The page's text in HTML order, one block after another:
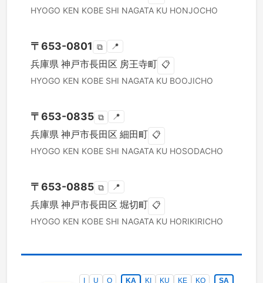
HYOGO KEN KOBE SHI NAGATA KU HONJOCHO
〒653-0801 ⧉ 📍
兵庫県 神戸市長田区 房王寺町 📋
HYOGO KEN KOBE SHI NAGATA KU BOOJICHO
〒653-0835 ⧉ 📍
兵庫県 神戸市長田区 細田町 📋
HYOGO KEN KOBE SHI NAGATA KU HOSODACHO
〒653-0885 ⧉ 📍
兵庫県 神戸市長田区 堀切町 📋
HYOGO KEN KOBE SHI NAGATA KU HORIKIRICHO
U O KA KI KU KE KO
SA